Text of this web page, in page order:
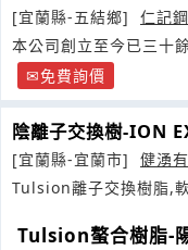
[宜蘭縣-五結鄉]
仁記
本公司創立至今已三十
盡滿足客戶所需
免費詢價
陰離子交換樹-ION
[宜蘭縣-宜蘭市]
健湧
Tulsion離子交換樹脂,
Tulsion螯合樹脂-